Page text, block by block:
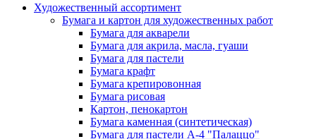
Художественный ассортимент
Бумага и картон для художественных работ
Бумага для акварели
Бумага для акрила, масла, гуаши
Бумага для пастели
Бумага крафт
Бумага крепировонная
Бумага рисовая
Картон, пенокартон
Бумага каменная (синтетическая)
Бумага для пастели А-4 "Палаццо"